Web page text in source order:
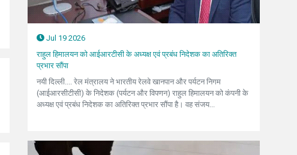
Jul 19 2026
राहुल हिमालयन को आईआरटीसी के अध्यक्ष एवं प्रबंध निदेशक का अतिरिक्त
प्रभार सौंपा
नयी दिल्ली.... रेल मंत्रालय ने भारतीय रेलवे खानपान और पर्यटन निगम
(आईआरसीटीसी) के निदेशक (पर्यटन और विपणन) राहुल हिमालयन को कंपनी के
अध्यक्ष एवं प्रबंध निदेशक का अतिरिक्त प्रभार सौंपा है। वह संजय...